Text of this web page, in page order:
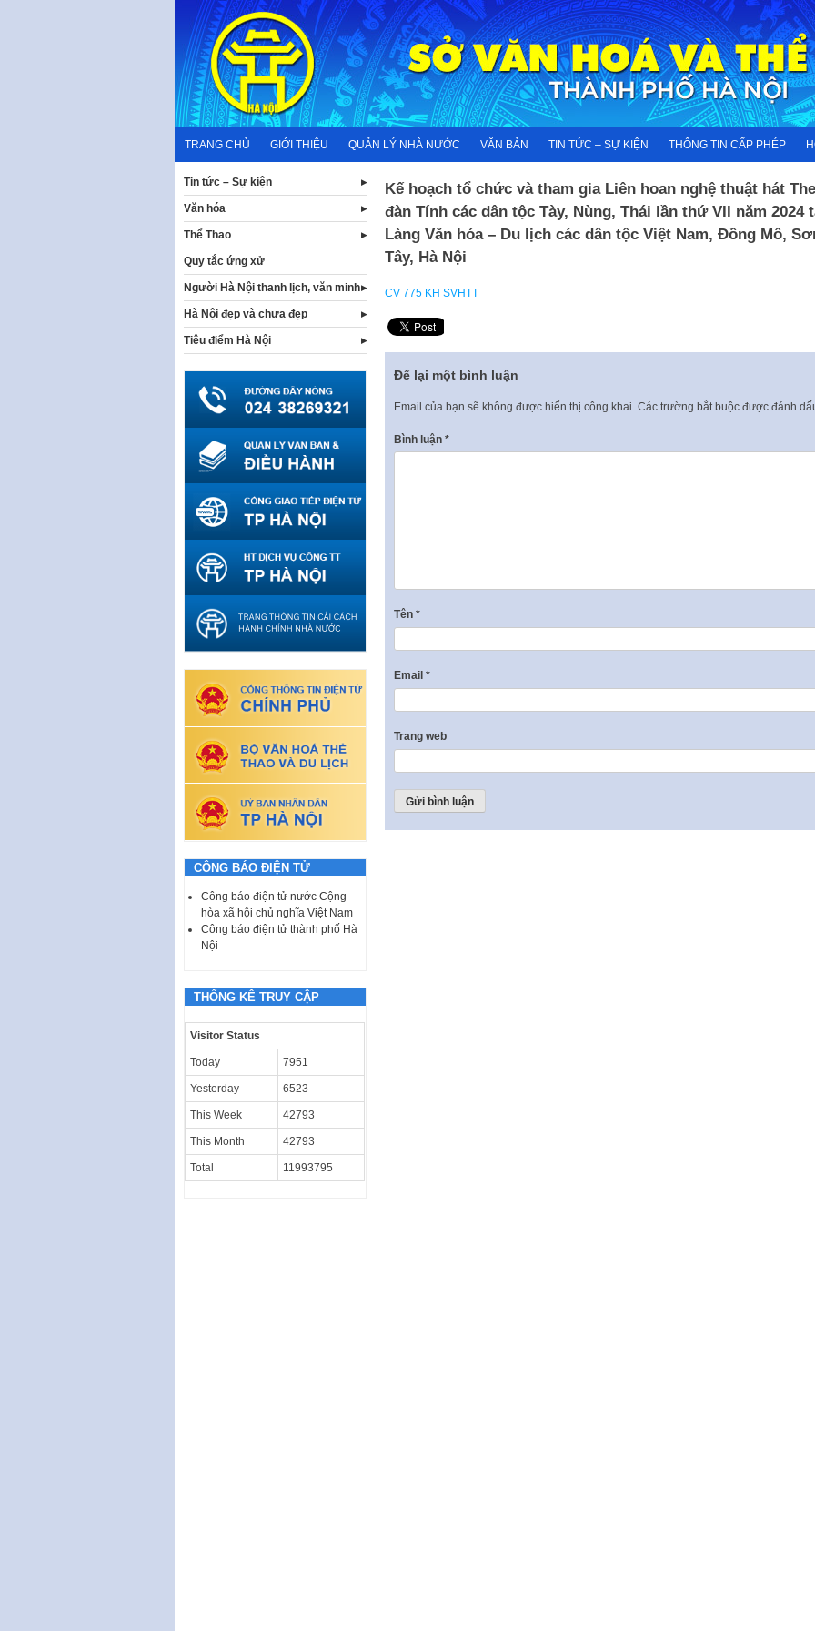
content
TRANG CHỦ GIỚI THIỆU QUẢN LÝ NHÀ NƯỚC VĂN BẢN TIN TỨC – SỰ KIỆN THÔNG TIN CẤP PHÉP
Kế hoạch tổ chức và tham gia Liên hoan nghệ thuật hát
đàn Tính các dân tộc Tày, Nùng, Thái lần thứ VII năm 2024
Làng Văn hóa – Du lịch các dân tộc Việt Nam, Đồng Mô,
Tây, Hà Nội
CV 775 KH SVHTT
Để lại một bình luận
Email của bạn sẽ không được hiển thị công khai. Các trường bắt buộc được đánh
Bình luận *
Tên *
Email *
Trang web
Tin tức – Sự kiện
Văn hóa
Thể Thao
Quy tắc ứng xử
Người Hà Nội thanh lịch, văn minh
Hà Nội đẹp và chưa đẹp
Tiêu điểm Hà Nội
CÔNG BÁO ĐIỆN TỬ
Công báo điện tử nước Cộng
hòa xã hội chủ nghĩa Việt Nam
Công báo điện tử thành phố Hà
Nội
THỐNG KÊ TRUY CẬP
Visitor Status
Today 7951
Yesterday 6523
This Week 42793
This Month 42793
Total 11993795